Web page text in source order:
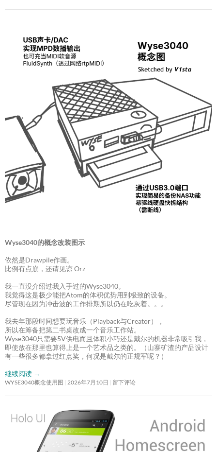
Wyse3040的概念改装图示
依然是Drawpile作画。
比例有点崩，还请见谅 Orz
我一直没介绍过我入手过的Wyse3040。
我觉得这是极少能把Atom的体积优势用到极致的设备。
尽管现在因为冲击波的工作排期所以仍在吃灰着。。。
我去年那段时间想要玩音乐（Playback与Creator），
所以在筹备把第二书桌改成一个音乐工作站。
Wyse3040只需要5V供电而且体积小巧还是戴尔的机器非常吸引我，
即使放在那里也算得上是一个艺术品之类的。（山寨矿渣的产品设计
有一些很多都拿过红点奖，何况是戴尔的正规军呢？）
继续阅读 →
WYSE3040概念使用图 2026年7月10日 留下评论